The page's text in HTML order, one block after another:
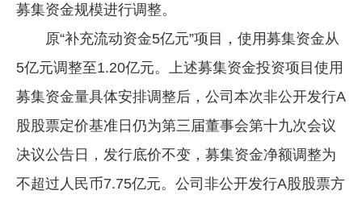
募集资金规模进行调整。
原“补充流动资金5亿元”项目，使用募集资金从
5亿元调整至1.20亿元。上述募集资金投资项目使用
募集资金量具体安排调整后，公司本次非公开发行A
股股票定价基准日仍为第三届董事会第十九次会议
决议公告日，发行底价不变，募集资金净额调整为
不超过人民币7.75亿元。公司非公开发行A股股票方